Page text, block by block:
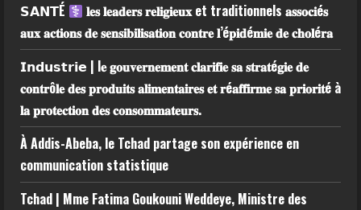
𝗦𝗔𝗡𝗧É
𝐥𝐞𝐬 𝐥𝐞𝐚𝐝𝐞𝐫𝐬 𝐫𝐞𝐥𝐢𝐠𝐢𝐞𝐮𝐱 et traditionnels 𝐚𝐬𝐬𝐨𝐜𝐢é𝐬
𝐚𝐮𝐱 𝐚𝐜𝐭𝐢𝐨𝐧𝐬 𝐝𝐞 𝐬𝐞𝐧𝐬𝐢𝐛𝐢𝐥𝐢𝐬𝐚𝐭𝐢𝐨𝐧 𝐜𝐨𝐧𝐭𝐫𝐞 𝐥’é𝐩𝐢𝐝é𝐦𝐢𝐞 𝐝𝐞 𝐜𝐡𝐨𝐥é𝐫𝐚
𝗜𝗻𝗱𝘂𝘀𝘁𝗿𝗶𝗲 | l𝐞 𝐠𝐨𝐮𝐯𝐞𝐫𝐧𝐞𝐦𝐞𝐧𝐭 𝐜𝐥𝐚𝐫𝐢𝐟𝐢𝐞 𝐬𝐚 𝐬𝐭𝐫𝐚𝐭é𝐠𝐢𝐞 𝐝𝐞
𝐜𝐨𝐧𝐭𝐫ô𝐥𝐞 𝐝𝐞𝐬 𝐩𝐫𝐨𝐝𝐮𝐢𝐭𝐬 𝐚𝐥𝐢𝐦𝐞𝐧𝐭𝐚𝐢𝐫𝐞𝐬 𝐞𝐭 𝐫é𝐚𝐟𝐟𝐢𝐫𝐦𝐞 𝐬𝐚 𝐩𝐫𝐢𝐨𝐫𝐢𝐭é à
𝐥𝐚 𝐩𝐫𝐨𝐭𝐞𝐜𝐭𝐢𝐨𝐧 𝐝𝐞𝐬 𝐜𝐨𝐧𝐬𝐨𝐦𝐦𝐚𝐭𝐞𝐮𝐫𝐬.
À Addis-Abeba, le Tchad partage son expérience en
communication statistique
Tchad | Mme Fatima Goukouni Weddeye, Ministre des